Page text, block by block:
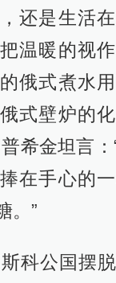
还是生活
温暖的视
俄式煮水
式壁炉的
希金坦言
在手心的
。”
科公国摆